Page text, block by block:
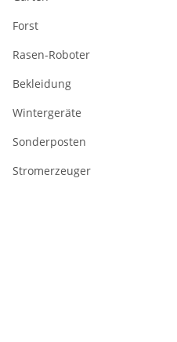
Forst
Rasen-Roboter
Bekleidung
Wintergeräte
Sonderposten
Stromerzeuger